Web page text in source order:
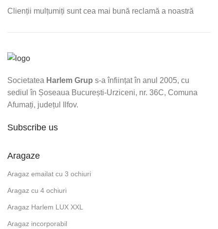
Clienții mulțumiți sunt cea mai bună reclamă a noastră
Societatea Harlem Grup s-a înființat în anul 2005, cu
sediul în Șoseaua București-Urziceni, nr. 36C, Comuna
Afumați, județul Ilfov.
Subscribe us
Aragaze
Aragaz emailat cu 3 ochiuri
Aragaz cu 4 ochiuri
Aragaz Harlem LUX XXL
Aragaz incorporabil